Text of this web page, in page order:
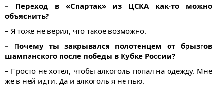
– Переход в «Спартак» из ЦСКА как-то можно
объяснить?
– Я тоже не верил, что такое возможно.
– Почему ты закрывался полотенцем от брызгов
шампанского после победы в Кубке России?
– Просто не хотел, чтобы алкоголь попал на одежду. Мне
же в ней идти. Да и алкоголь я не пью.